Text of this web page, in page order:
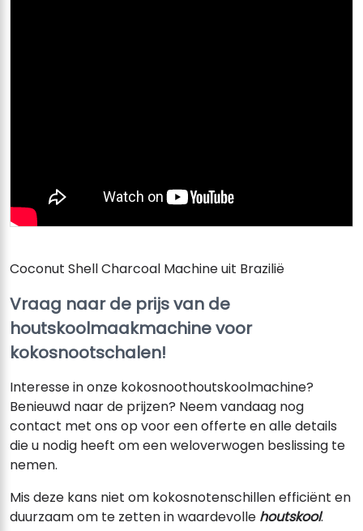
Coconut Shell Charcoal Machine uit Brazilië
Vraag naar de prijs van de
houtskoolmaakmachine voor
kokosnootschalen!
Interesse in onze kokosnoothoutskoolmachine?
Benieuwd naar de prijzen? Neem vandaag nog
contact met ons op voor een offerte en alle details
die u nodig heeft om een ​​weloverwogen beslissing te
nemen.
Mis deze kans niet om kokosnotenschillen efficiënt en
duurzaam om te zetten in waardevolle houtskool.